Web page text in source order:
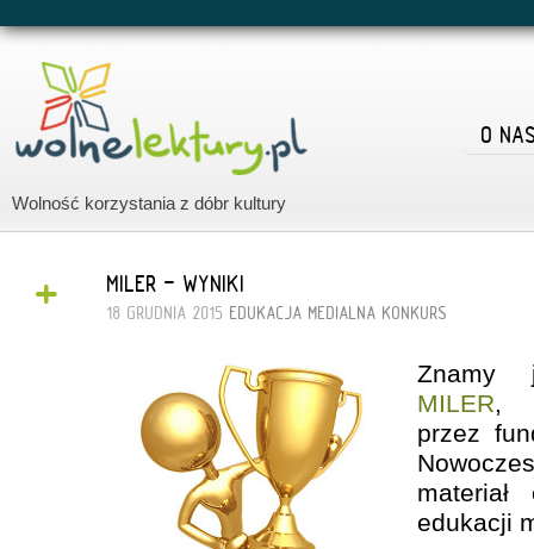
Wolność korzystania z dóbr kultury
O
+ MILER - WYNIKI
18 GRUDNIA 2015 EDUKACJA MEDIALNA KONKURS
MILER,
przez
edukacji